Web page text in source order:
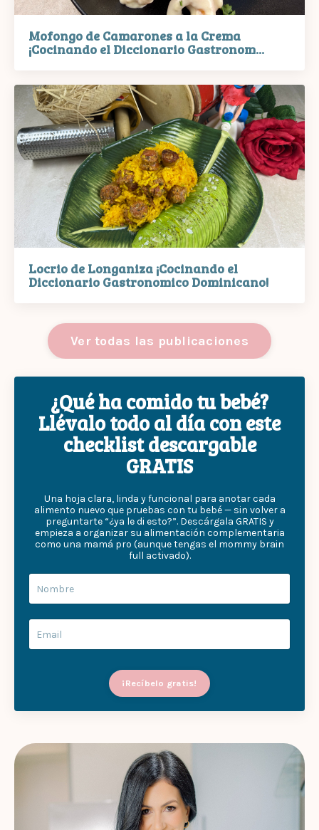
Mofongo de Camarones a la Crema
¡Cocinando el Diccionario Gastronom...
Locrio de Longaniza ¡Cocinando el
Diccionario Gastronomico Dominicano!
Ver todas las publicaciones
¿Qué ha comido tu bebé?
Llévalo todo al día con este
checklist descargable
GRATIS
Una hoja clara, linda y funcional para anotar cada
alimento nuevo que pruebas con tu bebé — sin volver a
preguntarte “¿ya le di esto?”. Descárgala GRATIS y
empieza a organizar su alimentación complementaria
como una mamá pro (aunque tengas el mommy brain
full activado).
¡Recíbelo gratis!